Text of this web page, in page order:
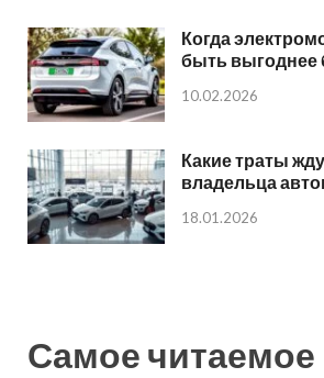
Когда
быть выгоднее
10.02.2026
Какие траты
владельца
18.01.2026
Самое читаемое